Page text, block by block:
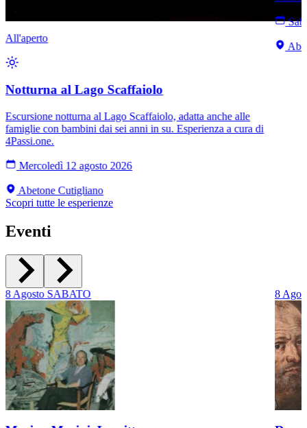
All'aperto
Notturna al Lago Scaffaiolo
Escursione notturna al Lago Scaffaiolo, adatta anche alle
famiglie con bambini dai sei anni in su. Esperienza a cura di
4Passi.one.
Mercoledì 12 agosto 2026
Abetone Cutigliano
Scopri tutte le esperienze
Eventi
8Agosto SABATO 8